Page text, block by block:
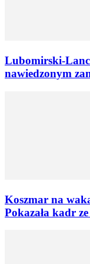
Lubomirski-
nawiedzonym
Koszmar na
Pokazała kadr